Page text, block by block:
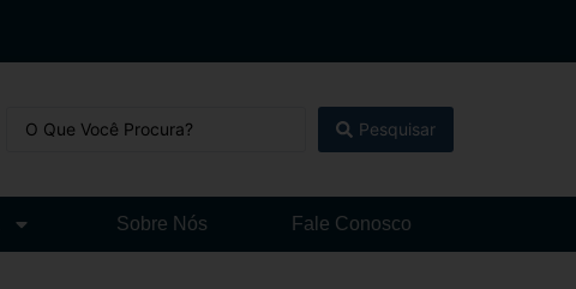
Pesquisar
Sobre Nós Fale Conosco